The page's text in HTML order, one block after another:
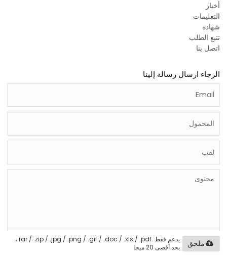
أخبار
التعليمات
شهادة
تتبع الطلب
اتصل بنا
الرجاء ارسال رسالة إلينا
يدعم فقط .rar / .zip / .jpg / .png / .gif / .doc / .xls / .pdf ،
بحد أقصى 20 ميجا
ملحق